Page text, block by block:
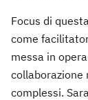
Focus di
come
messa in
collaborazione
complessi.